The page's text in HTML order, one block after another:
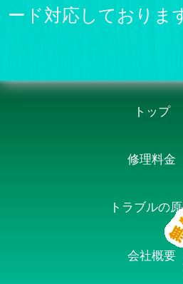
ード対応しておりま
トップ
修理料金
トラブルの原
会社概要